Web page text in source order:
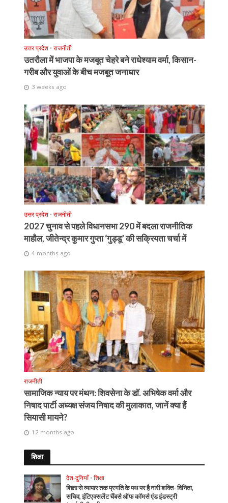
उत्तर प्रदेश • राजनीती
उतरौला में भाजपा के मजबूत चेहरे बने राधेश्याम वर्मा, किसान-
गरीब और युवाओं के बीच मजबूत जनाधार
3 weeks ago
उत्तर प्रदेश • राजनीती
2027 चुनाव से पहले विधानसभा 290 में बदला राजनीतिक
माहौल, जीतेन्द्र कुमार गुप्ता ‘गुड्डू’ की सक्रियता चर्चा में
4 months ago
राजनीती
सामाजिक न्याय पर मंथन: शिवसेना के डॉ. अभिषेक वर्मा और
निषाद पार्टी अध्यक्ष संजय निषाद की मुलाकात, जानें क्या हैं
सियासी मायने?
12 months ago
शिक्षा
देश-दुनियाँ • शिक्षा
शिक्षा से व्यापार तक प्रगति के पथ पर है नारी शक्ति- विनिता,
सचिव, इंटिएक्सलेंट चैंबर्स ऑफ कॉमर्स एंड इंडस्ट्री